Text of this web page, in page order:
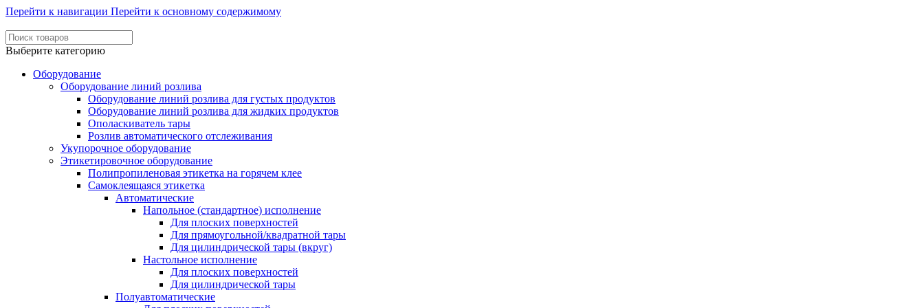
Перейти к навигации Перейти к основному содержимому
Выберите категорию
Оборудование
Оборудование линий розлива
Оборудование линий розлива для густых продуктов
Оборудование линий розлива для жидких продуктов
Ополаскиватель тары
Розлив автоматического отслеживания
Укупорочное оборудование
Этикетировочное оборудование
Полипропиленовая этикетка на горячем клее
Самоклеящаяся этикетка
Автоматические
Напольное (стандартное) исполнение
Для плоских поверхностей
Для прямоугольной/квадратной тары
Для цилиндрической тары (вкруг)
Настольное исполнение
Для плоских поверхностей
Для цилиндрической тары
Полуавтоматические